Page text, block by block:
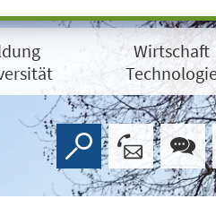
Wirtschaft